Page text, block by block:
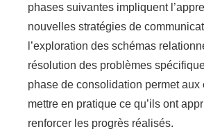
phases suivantes impliquent
nouvelles stratégies de
l’exploration des schémas
résolution des problèmes
phase de consolidation permet aux
mettre en pratique ce qu’ils ont
renforcer les progrès réalisés.